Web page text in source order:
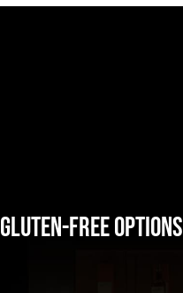
Gluten-Free Options